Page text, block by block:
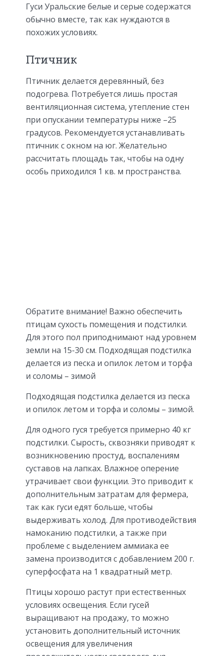
Гуси Уральские белые и серые содержатся
обычно вместе, так как нуждаются в
похожих условиях.
Птичник
Птичник делается деревянный, без
подогрева. Потребуется лишь простая
вентиляционная система, утепление стен
при опускании температуры ниже –25
градусов. Рекомендуется устанавливать
птичник с окном на юг. Желательно
рассчитать площадь так, чтобы на одну
особь приходился 1 кв. м пространства.
Обратите внимание! Важно обеспечить
птицам сухость помещения и подстилки.
Для этого пол приподнимают над уровнем
земли на 15-30 см. Подходящая подстилка
делается из песка и опилок летом и торфа
и соломы – зимой
Подходящая подстилка делается из песка
и опилок летом и торфа и соломы – зимой.
Для одного гуся требуется примерно 40 кг
подстилки. Сырость, сквозняки приводят к
возникновению простуд, воспалениям
суставов на лапках. Влажное оперение
утрачивает свои функции. Это приводит к
дополнительным затратам для фермера,
так как гуси едят больше, чтобы
выдерживать холод. Для противодействия
намоканию подстилки, а также при
проблеме с выделением аммиака ее
замена производится с добавлением 200 г.
суперфосфата на 1 квадратный метр.
Птицы хорошо растут при естественных
условиях освещения. Если гусей
выращивают на продажу, то можно
установить дополнительный источник
освещения для увеличения